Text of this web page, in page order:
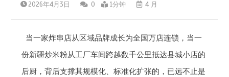
2026年4月3日 0 1分钟 4 月
当一家炸串店从区域品牌成长为全国万店连锁，当一
份新疆炒米粉从工厂车间跨越数千公里抵达县城小店的
后厨，背后支撑其规模化、标准化扩张的，已远不止是